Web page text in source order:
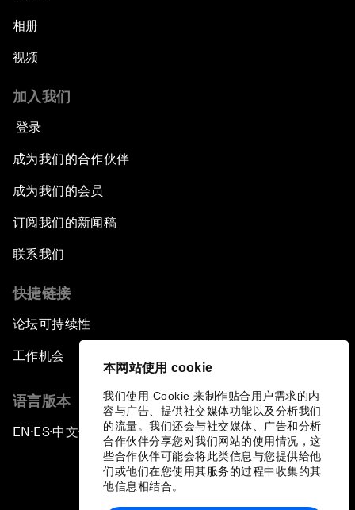
本网站使用 cookie
我们使用 Cookie 来制作贴合用户需求的内
容与广告、提供社交媒体功能以及分析我们
的流量。我们还会与社交媒体、广告和分析
合作伙伴分享您对我们网站的使用情况，这
些合作伙伴可能会将此类信息与您提供给他
们或他们在您使用其服务的过程中收集的其
他信息相结合。
相册
视频
加入我们
登录
成为我们的合作伙伴
成为我们的会员
订阅我们的新闻稿
联系我们
快捷链接
论坛可持续性
工作机会
语言版本
EN ▪ES▪中文▪ 日本語